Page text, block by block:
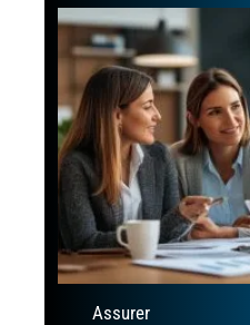
Assurer